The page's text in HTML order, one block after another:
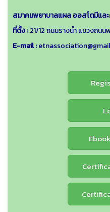
สมาคมพยาบาลแผล ออสโตมีแล
ที่ตั้ง :21/12 ถนนรางน้ำ แขวงถน
E-mail :